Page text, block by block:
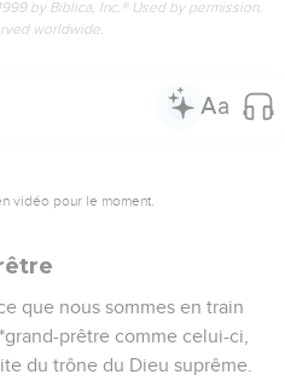
by Biblica, Inc.® Used by permission.
worldwide.
vidéo pour le moment.
que nous sommes en train
prêtre comme celui-ci,
du trône du Dieu suprême.